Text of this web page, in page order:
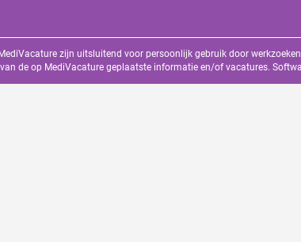
zijn uitsluitend voor persoonlijk gebruik door
de op MediVacature geplaatste informatie en/of vacatures.